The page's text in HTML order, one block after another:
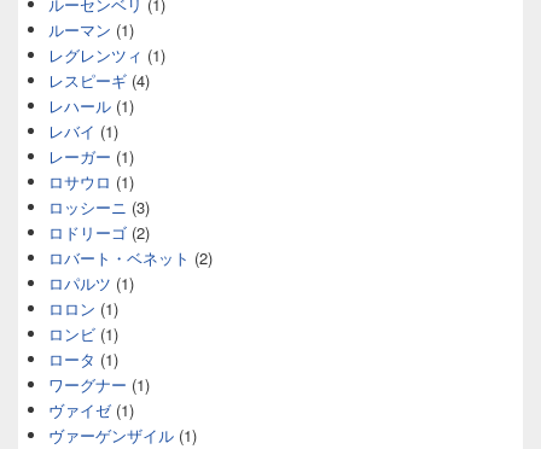
ルーセンベリ (1)
ルーマン (1)
レグレンツィ (1)
レスピーギ (4)
レハール (1)
レバイ (1)
レーガー (1)
ロサウロ (1)
ロッシーニ (3)
ロドリーゴ (2)
ロバート・ベネット (2)
ロパルツ (1)
ロロン (1)
ロンビ (1)
ロータ (1)
ワーグナー (1)
ヴァイゼ(1)
ヴァーゲンザイル (1)